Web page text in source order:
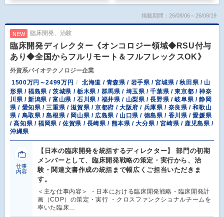
掲載期間：26/08/06～26/08/19
NEW 臨床開発、治験
臨床開発ディレクター《オンコロジー領域◆RSU付与
あり◆全国からフルリモート＆フルフレックスOK》
外資系バイオテクノロジー企業
1500万円～2499万円
北海道 / 青森県 / 岩手県 / 宮城県 / 秋田県 / 山
形県 / 福島県 / 茨城県 / 栃木県 / 群馬県 / 埼玉県 / 千葉県 / 東京都 / 神奈
川県 / 新潟県 / 富山県 / 石川県 / 福井県 / 山梨県 / 長野県 / 岐阜県 / 静岡
県 / 愛知県 / 三重県 / 滋賀県 / 京都府 / 大阪府 / 兵庫県 / 奈良県 / 和歌山
県 / 鳥取県 / 島根県 / 岡山県 / 広島県 / 山口県 / 徳島県 / 香川県 / 愛媛県
/ 高知県 / 福岡県 / 佐賀県 / 長崎県 / 熊本県 / 大分県 / 宮崎県 / 鹿児島県 /
沖縄県
仕事
内容
【日本の臨床開発を統括するディレクター】 部門の初期
メンバーとして、臨床開発戦略の策定・実行から、治
験・関連文書作成の統括まで幅広くご担当いただきま
す。
＜主な仕事内容＞ ・日本における臨床開発戦略・臨床開発計
画（CDP）の策定・実行 ・クロスファンクショナルチームを
率いた臨床…